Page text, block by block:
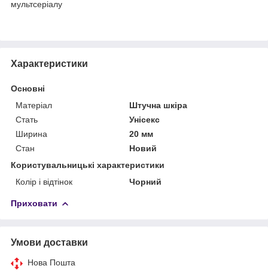
мультсеріалу
Характеристики
Основні
Матеріал
Штучна шкіра
Стать
Унісекс
Ширина
20 мм
Стан
Новий
Користувальницькі характеристики
Колір і відтінок
Чорний
Приховати
Умови доставки
Нова Пошта